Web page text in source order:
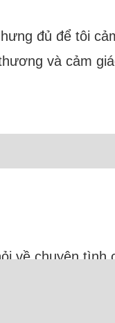
đủ để tôi
và cảm
về chuyện tình